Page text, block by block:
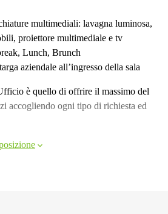
multimediali: lavagna luminosa,
proiettore multimediale e tv
Lunch, Brunch
aziendale all’ingresso della sala
è quello di offrire il massimo del
accogliendo ogni tipo di richiesta ed